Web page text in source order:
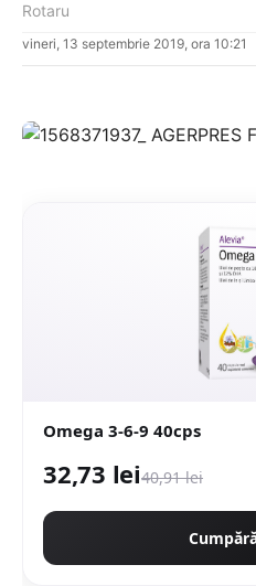
vineri, 13 septembrie 2019, ora 10:21
Omega 3-6-9 40cps
32,73 lei40,91 lei